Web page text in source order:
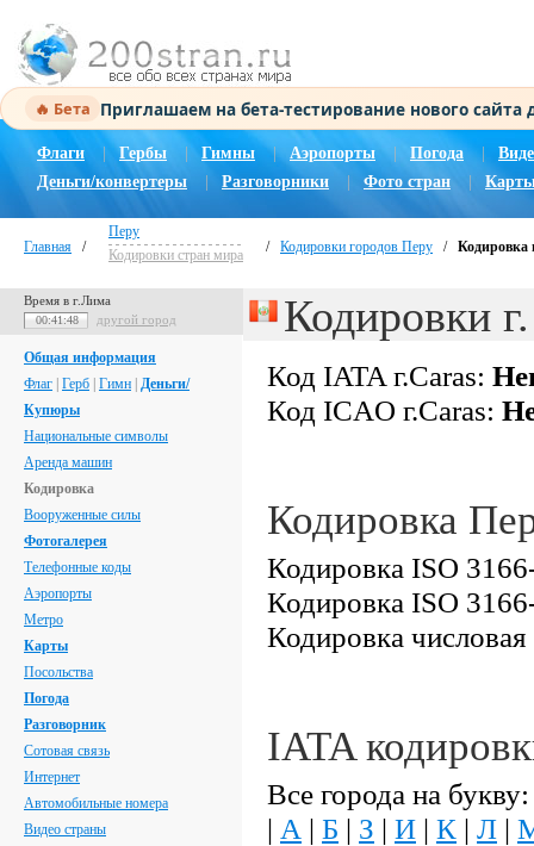
🔥 Бета Приглашаем на бета-тестирование нового
Флаги Гербы Гимны | Аэропорты Погода |
Деньги/конвертеры
Разговорники Фото стран
Главная /
Перу
Кодировки стран мира
/ Кодировки городов Перу / Кодировка
Время в г.Лима
00:41:49 другой город
Общая информация
Флаг Герб Гимн Деньги/
Купюры
Национальные символы
Аренда машин
Кодировка
Вооруженные силы
Фотогалерея
Телефонные коды
Аэропорты
Метро
Карты
Посольства
Погода
Разговорник
Сотовая связь
Интернет
Автомобильные номера
Видео страны
Кодировки
Код IATA г.Caras:
Код ICAO г.Caras:
Кодировка
Кодировка ISO
Кодировка ISO
Кодировка
IATA
Все города на букву:
| А | Б | З | И | К | Л |